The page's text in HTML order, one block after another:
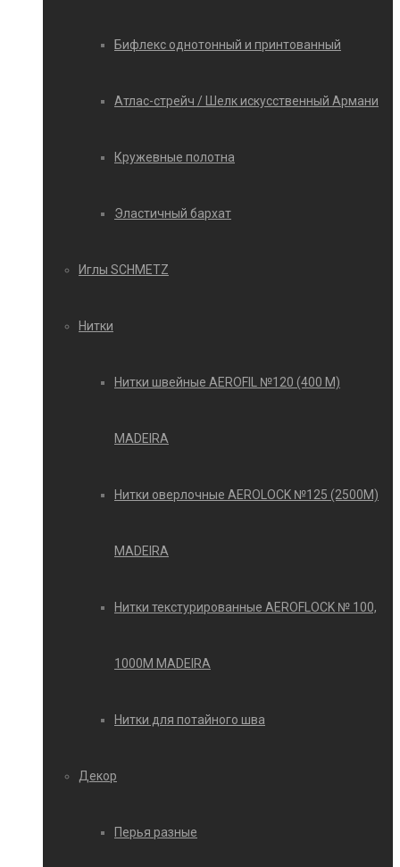
Бифлекс однотонный и принтованный
Атлас-стрейч / Шелк искусственный Армани
Кружевные полотна
Эластичный бархат
Иглы SCHMETZ
Нитки
Нитки швейные AEROFIL №120 (400 М)
MADEIRA
Нитки оверлочные AEROLOCK №125 (2500М)
MADEIRA
Нитки текстурированные AEROFLOCK № 100,
1000М MADEIRA
Нитки для потайного шва
Декор
Перья разные